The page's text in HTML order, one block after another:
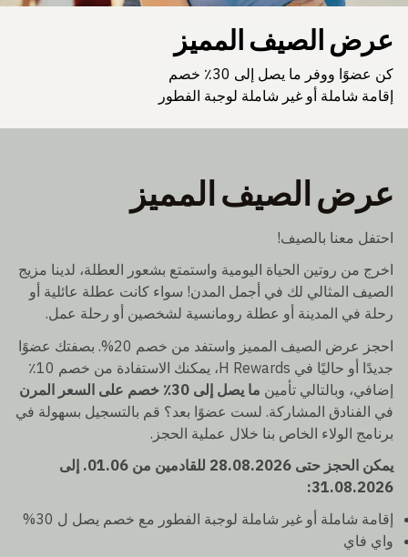
عرض الصيف المميز
كن عضوًا ووفر ما يصل إلى 30٪ خصم
إقامة شاملة أو غير شاملة لوجبة الفطور
عرض الصيف المميز
احتفل معنا بالصيف!
اخرج من روتين الحياة اليومية واستمتع بشعور العطلة، لدينا مزيج
الصيف المثالي لك في أجمل المدن! سواء كانت عطلة عائلية أو
رحلة في المدينة أو عطلة رومانسية لشخصين أو رحلة عمل.
احجز عرض الصيف المميز واستفد من خصم 20%. بصفتك عضوًا
جديدًا أو حاليًا في H Rewards، يمكنك الاستفادة من خصم 10٪
إضافي، وبالتالي تأمين ما يصل إلى 30٪ خصم على السعر المرن
في الفنادق المشاركة. لست عضوًا بعد؟ قم بالتسجيل بسهولة في
برنامج الولاء الخاص بنا خلال عملية الحجز.
يمكن الحجز حتى 28.08.2026 للقادمين من 01.06. إلى
31.08.2026:
إقامة شاملة أو غير شاملة لوجبة الفطور مع خصم يصل ل 30%
واي فاي